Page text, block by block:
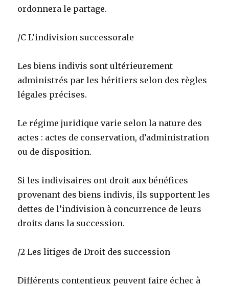
ordonnera le partage.
/C L’indivision successorale
Les biens indivis sont ultérieurement
administrés par les héritiers selon des règles
légales précises.
Le régime juridique varie selon la nature des
actes : actes de conservation, d’administration
ou de disposition.
Si les indivisaires ont droit aux bénéfices
provenant des biens indivis, ils supportent les
dettes de l’indivision à concurrence de leurs
droits dans la succession.
/2 Les litiges de Droit des succession
Différents contentieux peuvent faire échec à